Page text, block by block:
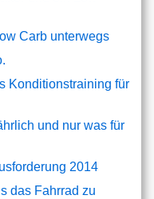
Carb unterwegs
Konditionstraining für
und nur was für
2014
das Fahrrad zu